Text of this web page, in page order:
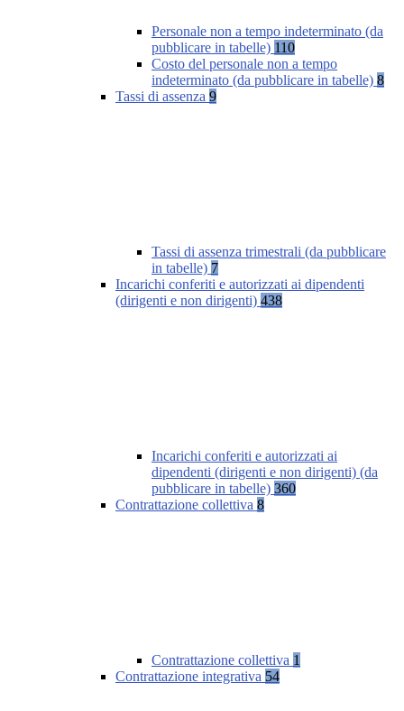
Personale non a tempo indeterminato (da
pubblicare in tabelle) 110
Costo del personale non a tempo
indeterminato (da pubblicare in tabelle) 8
Tassi di assenza 9
Tassi di assenza trimestrali (da pubblicare
in tabelle) 7
Incarichi conferiti e autorizzati ai dipendenti
(dirigenti e non dirigenti) 438
Incarichi conferiti e autorizzati ai
dipendenti (dirigenti e non dirigenti) (da
pubblicare in tabelle) 360
Contrattazione collettiva 8
Contrattazione collettiva 1
Contrattazione integrativa 54